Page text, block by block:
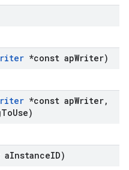
*const apWriter)
*const apWriter,
ToUse)
aInstanceID)